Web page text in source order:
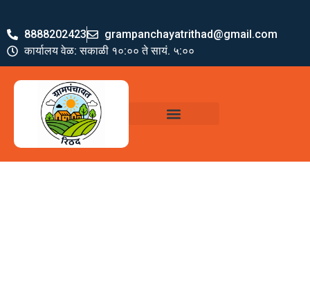
8888202423
grampanchayatrithad@gmail.com
कार्यालय वेळ: सकाळी १०:०० ते सायं. ५:००